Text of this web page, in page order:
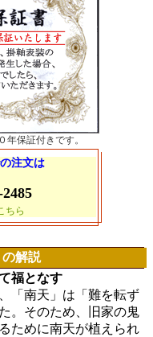
保証付きです。
注文は
ちら
解説
福となす
「南天」は「難を転ず
。そのため、旧家の鬼
ために南天が植えられ